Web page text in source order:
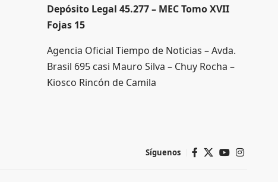
Depósito Legal 45.277 – MEC Tomo XVII
Fojas 15
Agencia Oficial Tiempo de Noticias – Avda.
Brasil 695 casi Mauro Silva – Chuy Rocha –
Kiosco Rincón de Camila
Síguenos